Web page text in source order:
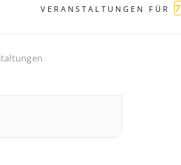
VERANSTALTUNGEN FÜR